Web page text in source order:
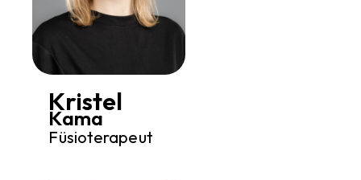
Kristel
Kama
Füsioterapeut